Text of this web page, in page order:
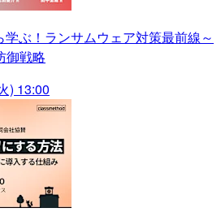
学ぶ！ランサムウェア対策最前線～
御戦略
) 13:00